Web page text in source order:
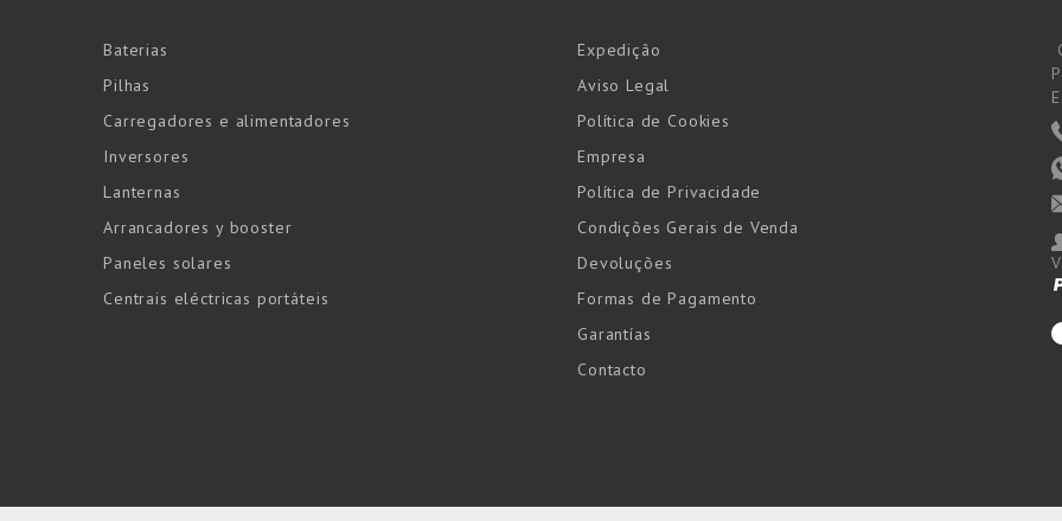
Baterias
Pilhas
Carregadores e alimentadores
Inversores
Lanternas
Arrancadores y booster
Paneles solares
Centrais eléctricas portáteis
Expedição
Aviso Legal
Política de Cookies
Empresa
Política de Privacidade
Condições Gerais de Venda
Devoluções
Formas de Pagamento
Garantías
Contacto